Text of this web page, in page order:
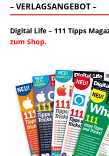
– VERLAGSANGEBOT –
Digital Life – 111 Tipps
zum Shop.